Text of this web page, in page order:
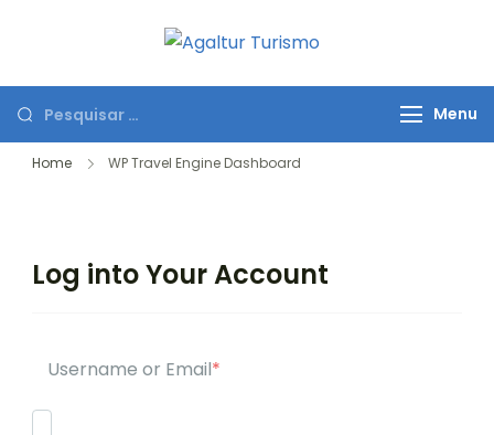
Turismo
sonhos de viajar em
realidade
Menu
Home WP Travel Engine Dashboard
Log into Your Account
Username or Email*